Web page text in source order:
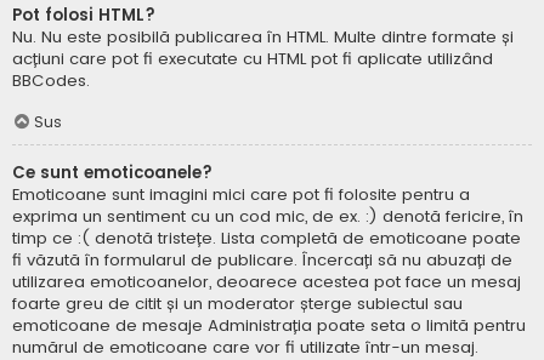
Pot folosi HTML?
Nu. Nu este posibilă publicarea în HTML. Multe dintre formate și
acțiuni care pot fi executate cu HTML pot fi aplicate utilizând
BBCodes.
Sus
Ce sunt emoticoanele?
Emoticoane sunt imagini mici care pot fi folosite pentru a
exprima un sentiment cu un cod mic, de ex. :) denotă fericire, în
timp ce :( denotă tristețe. Lista completă de emoticoane poate
fi văzută în formularul de publicare. Încercați să nu abuzați de
utilizarea emoticoanelor, deoarece acestea pot face un mesaj
foarte greu de citit și un moderator șterge subiectul sau
emoticoane de mesaje Administrația poate seta o limită pentru
numărul de emoticoane care vor fi utilizate într-un mesaj.